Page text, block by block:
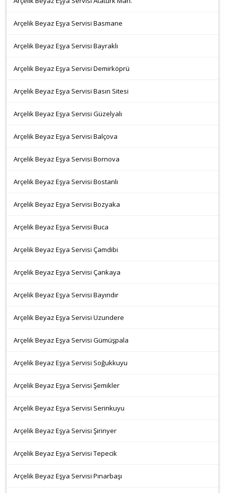
Arçelik Beyaz Eşya Servisi Basmane
Arçelik Beyaz Eşya Servisi Bayraklı
Arçelik Beyaz Eşya Servisi Demirköprü
Arçelik Beyaz Eşya Servisi Basın Sitesi
Arçelik Beyaz Eşya Servisi Güzelyalı
Arçelik Beyaz Eşya Servisi Balçova
Arçelik Beyaz Eşya Servisi Bornova
Arçelik Beyaz Eşya Servisi Bostanlı
Arçelik Beyaz Eşya Servisi Bozyaka
Arçelik Beyaz Eşya Servisi Buca
Arçelik Beyaz Eşya Servisi Çamdibi
Arçelik Beyaz Eşya Servisi Çankaya
Arçelik Beyaz Eşya Servisi Bayındır
Arçelik Beyaz Eşya Servisi Uzundere
Arçelik Beyaz Eşya Servisi Gümüşpala
Arçelik Beyaz Eşya Servisi Soğukkuyu
Arçelik Beyaz Eşya Servisi Şemikler
Arçelik Beyaz Eşya Servisi Serinkuyu
Arçelik Beyaz Eşya Servisi Şirinyer
Arçelik Beyaz Eşya Servisi Tepecik
Arçelik Beyaz Eşya Servisi Pınarbaşı